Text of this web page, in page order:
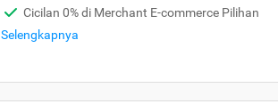
Cicilan 0% di Merchant E-commerce Pilihan
Selengkapnya